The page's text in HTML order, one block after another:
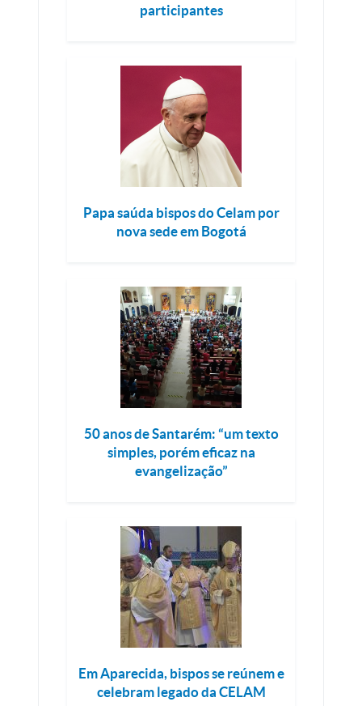
participantes
Papa saúda bispos do Celam por
nova sede em Bogotá
50 anos de Santarém: “um texto
simples, porém eficaz na
evangelização”
Em Aparecida, bispos se reúnem e
celebram legado da CELAM